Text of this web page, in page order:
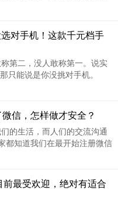
是最大的硬伤！
对手机！这款千元档手
第二，没人敢称第一。说实
只能说是你没挑对手机。
信，怎样做才安全？
的生活，而人们的交流沟通
都知道我们在最开始注册微信
人们频繁的更换手机号，或
号
最受欢迎，绝对有适合